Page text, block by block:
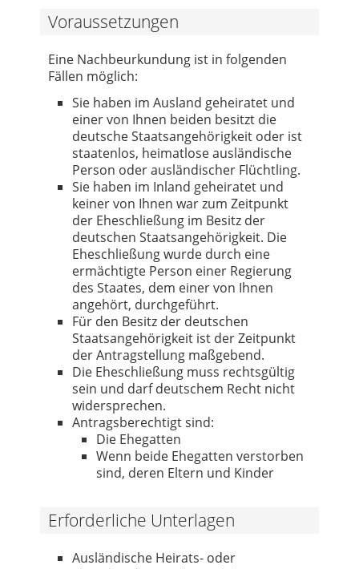
Voraussetzungen
Eine Nachbeurkundung ist in folgenden
Fällen möglich:
Sie haben im Ausland geheiratet und
einer von Ihnen beiden besitzt die
deutsche Staatsangehörigkeit oder ist
staatenlos, heimatlose ausländische
Person oder ausländischer Flüchtling.
Sie haben im Inland geheiratet und
keiner von Ihnen war zum Zeitpunkt
der Eheschließung im Besitz der
deutschen Staatsangehörigkeit. Die
Eheschließung wurde durch eine
ermächtigte Person einer Regierung
des Staates, dem einer von Ihnen
angehört, durchgeführt.
Für den Besitz der deutschen
Staatsangehörigkeit ist der Zeitpunkt
der Antragstellung maßgebend.
Die Eheschließung muss rechtsgültig
sein und darf deutschem Recht nicht
widersprechen.
Antragsberechtigt sind:
Die Ehegatten
Wenn beide Ehegatten verstorben
sind, deren Eltern und Kinder
Erforderliche Unterlagen
Ausländische Heirats- oder